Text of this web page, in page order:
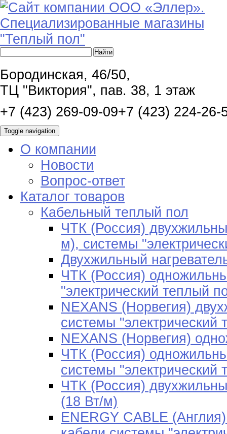
Бородинская, 46/50,
ТЦ "Виктория", пав. 38, 1 этаж
+7 (423) 269-09-09+7 (423) 224-26-
Toggle navigation
О компании
Новости
Вопрос-ответ
Каталог товаров
Кабельный теплый пол
ЧТК (Россия)
м), системы
Двухжильный
ЧТК (Россия)
"электрический теплый
NEXANS (Норвегия)
системы "электрический
NEXANS (Норвегия)
ЧТК (Россия)
системы
ЧТК (Россия)
(18 Вт/м)
ENERGY CABLE